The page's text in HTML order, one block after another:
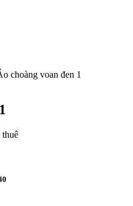
choàng voan đen 1